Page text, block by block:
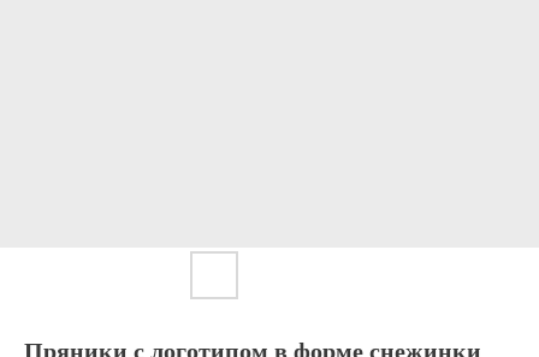
Пряники с логотипом в форме снежинки